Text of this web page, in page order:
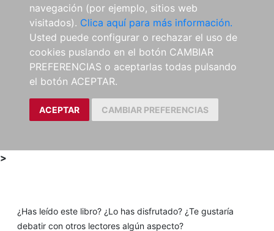
navegación (por ejemplo, sitios web
visitados). Clica aquí para más información.
Usted puede configurar o rechazar el uso de
cookies puslando en el botón CAMBIAR
PREFERENCIAS o aceptarlas todas pulsando
el botón ACEPTAR.
ACEPTAR CAMBIAR PREFERENCIAS
>
¿Has leído este libro? ¿Lo has disfrutado? ¿Te gustaría
debatir con otros lectores algún aspecto?